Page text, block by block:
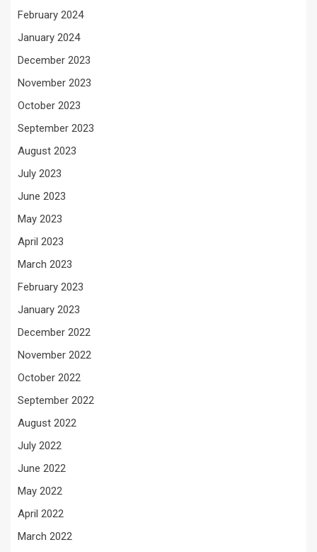
February 2024
January 2024
December 2023
November 2023
October 2023
September 2023
August 2023
July 2023
June 2023
May 2023
April 2023
March 2023
February 2023
January 2023
December 2022
November 2022
October 2022
September 2022
August 2022
July 2022
June 2022
May 2022
April 2022
March 2022